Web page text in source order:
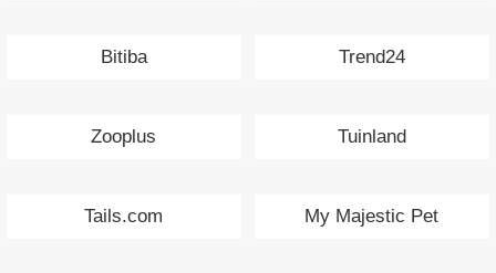
Bitiba Trend24
Zooplus Tuinland
Tails.com My Majestic Pet